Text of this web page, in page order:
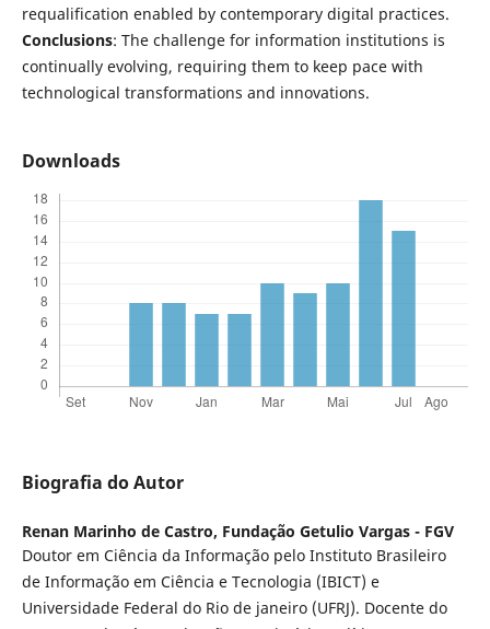
requalification enabled by contemporary digital practices.
Conclusions: The challenge for information institutions is
continually evolving, requiring them to keep pace with
technological transformations and innovations.
Downloads
Biografia do Autor
Renan Marinho de Castro, Fundação Getulio Vargas - FGV
Doutor em Ciência da Informação pelo Instituto Brasileiro
de Informação em Ciência e Tecnologia (IBICT) e
Universidade Federal do Rio de janeiro (UFRJ). Docente do